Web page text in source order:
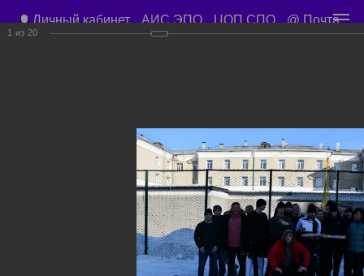
Личный кабинет АИС ЭПО ЦОП СПО @ Почта
Приемная директора
+7 (3843) 45-67-57
Юридический отдел
+7 (3843) 50-01-59
Учебный корпус ул. Орджоникидзе д. 15
1 из 20